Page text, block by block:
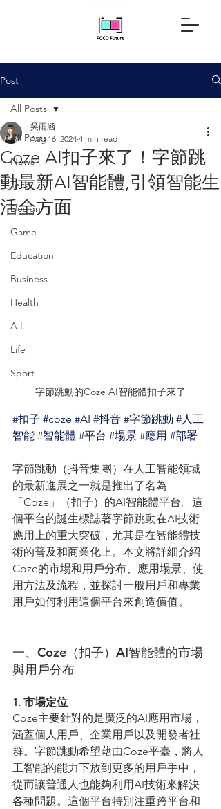
Post
All Posts
News
Tech
Design
Game
Education
Business
Health
A.I.
Life
Sport
All Posts
Coze AI扣子來了！字節跳
動最新AI智能體,引領智能生
活全方面
吳雨涵
Aug 16, 2024 4 min read
字節跳動的Coze AI智能體扣子來了
#扣子 #coze #AI #抖音 #字節跳動 #人工
智能 #智能體 #平台 #場景 #應用 #部署
字節跳動（抖音集團）在人工智能領域
的最新進展之一就是推出了名為
「Coze」（扣子）的AI智能體平台。這
個平台的誕生標誌著字節跳動在AI技術
應用上的重大突破，尤其是在智能體技
術的普及和商業化上。本文將詳細介紹
Coze的市場和用戶分布、應用場景、使
用方法及流程，並探討一般用戶和專業
用戶如何利用這個平台來創造價值。
一、Coze（扣子）AI智能體的市場
與用戶分布
1. 市場定位
Coze主要針對的是廣泛的AI應用市場，
涵蓋個人用戶、企業用戶以及開發者社
群。字節跳動希望藉由Coze平臺，將人
工智能的能力下放到更多的用戶手中，
從而讓普通人也能夠利用AI技術來解決
各種問題。這個平台特別注重跨平台和